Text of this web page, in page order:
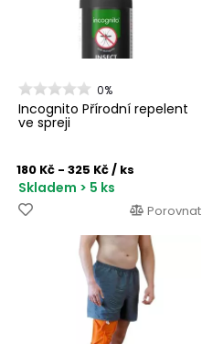
0%
Incognito Přírodní repelent
ve spreji
180 Kč - 325 Kč/ ks
Skladem > 5 ks
Porovnat